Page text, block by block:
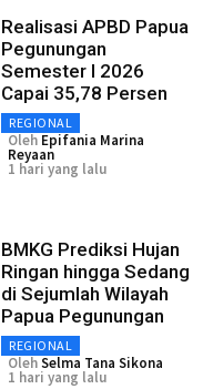
Realisasi APBD Papua
Pegunungan
Semester I 2026
Capai 35,78 Persen
REGIONAL
Oleh Epifania Marina
Reyaan
1 hari yang lalu
BMKG Prediksi Hujan
Ringan hingga Sedang
di Sejumlah Wilayah
Papua Pegunungan
REGIONAL
OlehSelma Tana Sikona
1 hari yang lalu